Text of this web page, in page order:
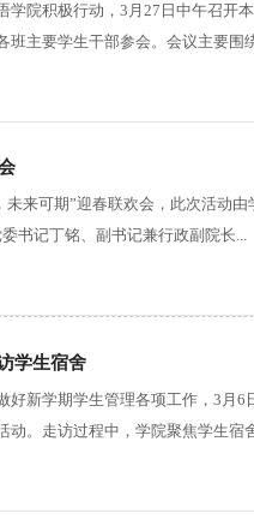
院积极行动，3月27日中午召开
班主要学生干部参会。会议主要围
来可期”迎春联欢会，此次活动
书记丁铭、副书记兼行政副院长...
学生宿舍
新学期学生管理各项工作，3月
动。走访过程中，学院聚焦学生宿